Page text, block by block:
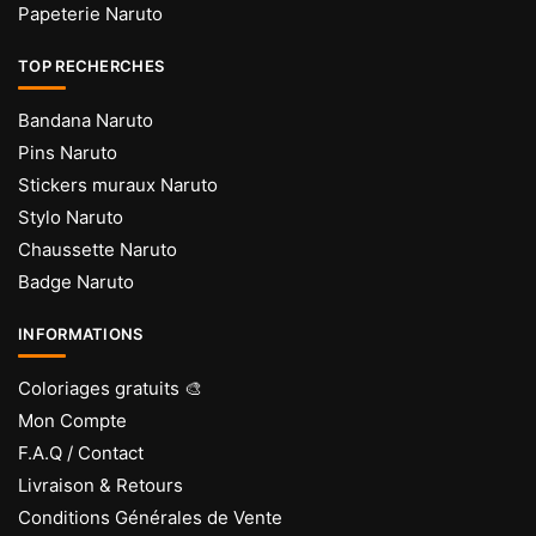
Papeterie Naruto
TOP RECHERCHES
Bandana Naruto
Pins Naruto
Stickers muraux Naruto
Stylo Naruto
Chaussette Naruto
Badge Naruto
INFORMATIONS
Coloriages gratuits 🎨
Mon Compte
F.A.Q / Contact
Livraison & Retours
Conditions Générales de Vente